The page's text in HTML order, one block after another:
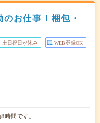
お仕事！梱包・
土日祝日が休み WEB登録OK
間です。